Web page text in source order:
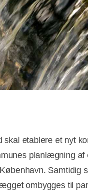
skal etablere et nyt
planlægning af
Samtidig
ombygges til